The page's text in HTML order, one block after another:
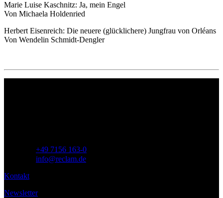
Marie Luise Kaschnitz: Ja, mein Engel
Von Michaela Holdenried
Herbert Eisenreich: Die neuere (glücklichere) Jungfrau von Orléans
Von Wendelin Schmidt-Dengler
+49 7156 163-0
info@reclam.de
Kontakt
Newsletter